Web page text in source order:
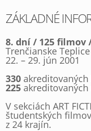
ZÁKLADNÉ
8. dní / 125 filmov
Trenčianske Teplice
22. – 29. jún 2001
330
225
V sekciách ART
študentských
z 24 krajín.